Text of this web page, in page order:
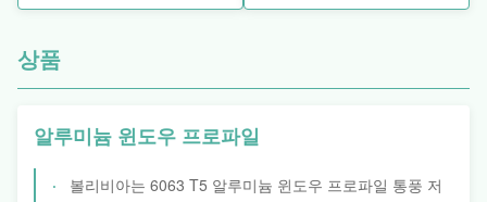
상품
알루미늄 윈도우 프로파일
볼리비아는 6063 T5 알루미늄 윈도우 프로파일 통풍 저